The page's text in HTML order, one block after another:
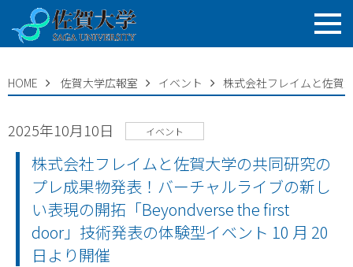
HOME 佐賀大学広報室 イベント 株式会社フレイムと佐賀
2025年10月10日 イベント
株式会社フレイムと佐賀大学の共同研究の
プレ成果物発表！バーチャルライブの新し
い表現の開拓「Beyondverse the first
door」技術発表の体験型イベント 10 月 20
日より開催